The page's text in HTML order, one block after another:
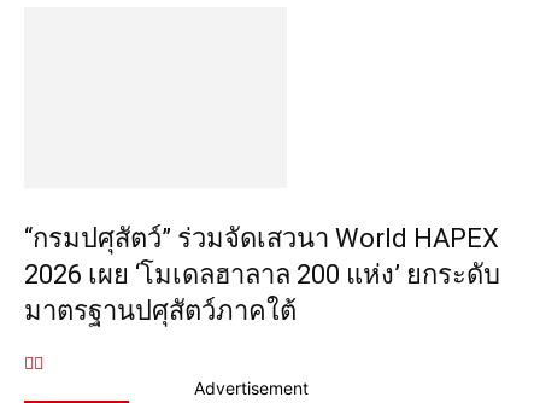
“กรมปศุสัตว์” ร่วมจัดเสวนา World HAPEX
2026 เผย ‘โมเดลฮาลาล 200 แห่ง’ ยกระดับ
มาตรฐานปศุสัตว์ภาคใต้
Advertisement